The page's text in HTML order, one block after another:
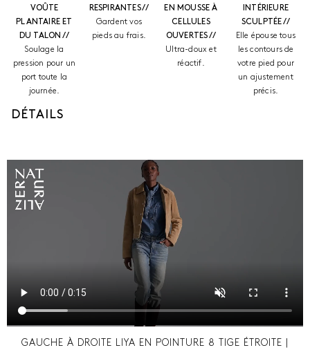
VOÛTE
PLANTAIRE ET
DU TALON //
Soulage la
pression pour un
port toute la
journée.
RESPIRANTES //
Gardent vos
pieds au frais.
EN MOUSSE À
CELLULES
OUVERTES //
Ultra-doux et
réactif.
INTÉRIEURE
SCULPTÉE //
Elle épouse tous
les contours de
votre pied pour
un ajustement
précis.
DÉTAILS
GAUCHE À DROITE LIYA EN POINTURE 8 TIGE ÉTROITE |